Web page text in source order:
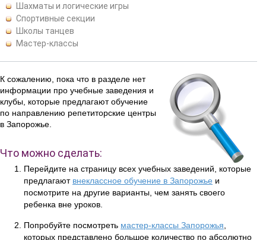
Шахматы и логические игры
Спортивные секции
Школы танцев
Мастер-классы
К сожалению, пока что в разделе нет
информации про учебные заведения и
клубы, которые предлагают обучение
по направлению репетиторские центры
в Запорожье.
Что можно сделать:
Перейдите на страницу всех учебных заведений, которые
предлагают внеклассное обучение в Запорожье и
посмотрите на другие варианты, чем занять своего
ребенка вне уроков.
Попробуйте посмотреть мастер-классы Запорожья
которых представлено большое количество по абсолютно